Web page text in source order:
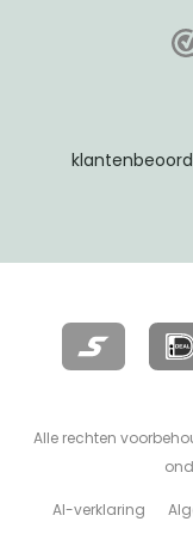
WebwinkelKeur
Alle rechten
AI-verklaring